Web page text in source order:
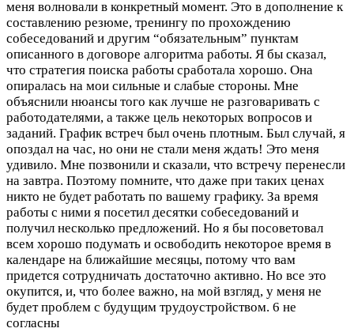
меня волновали в конкретный момент. Это в дополнение к
составлению резюме, тренингу по прохождению
собеседований и другим “обязательным” пунктам
описанного в договоре алгоритма работы. Я бы сказал,
что стратегия поиска работы сработала хорошо. Она
опиралась на мои сильные и слабые стороны. Мне
объяснили нюансы того как лучше не разговаривать с
работодателями, а также цель некоторых вопросов и
заданий. График встреч был очень плотным. Был случай, я
опоздал на час, но они не стали меня ждать! Это меня
удивило. Мне позвонили и сказали, что встречу перенесли
на завтра. Поэтому помните, что даже при таких ценах
никто не будет работать по вашему графику. За время
работы с ними я посетил десятки собеседований и
получил несколько предложений. Но я бы посоветовал
всем хорошо подумать и освободить некоторое время в
календаре на ближайшие месяцы, потому что вам
придется сотрудничать достаточно активно. Но все это
окупится, и, что более важно, на мой взгляд, у меня не
будет проблем с будущим трудоустройством. 6 не
согласны